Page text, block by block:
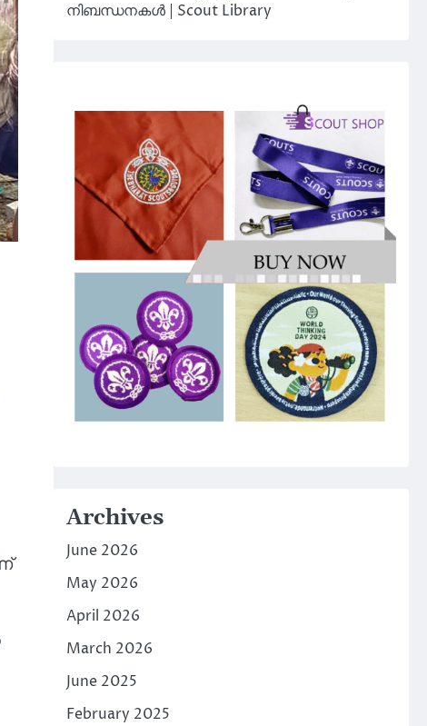
നിബന്ധനകൾ | Scout Library
Archives
June 2026
May 2026
April 2026
March 2026
June 2025
February 2025